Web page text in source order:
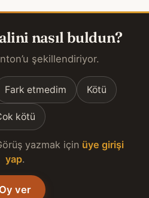
nasıl buldun?
şekillendiriyor.
Fark etmedim Kötü
kötü
yazmak için üye girişi
yap.
Oy ver